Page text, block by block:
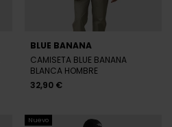
BLUE BANANA
CAMISETA BLUE BANANA
BLANCA HOMBRE
32,90 €
Nuevo